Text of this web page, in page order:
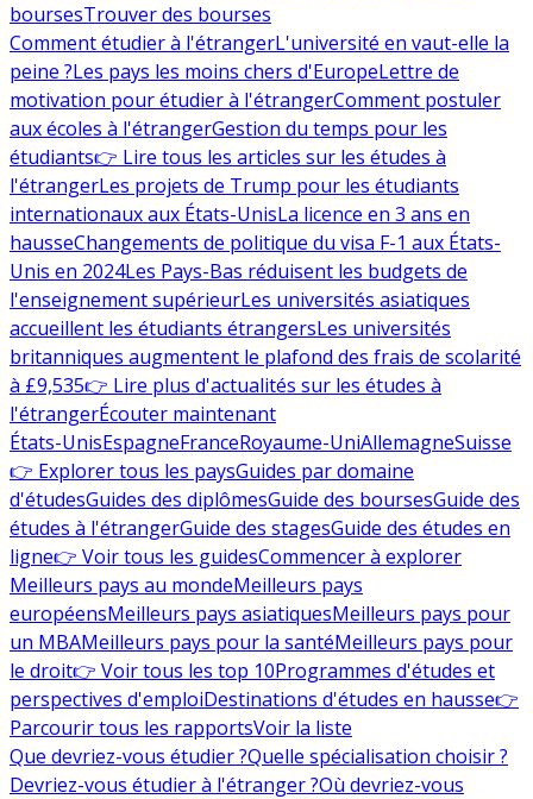
boursesTrouver des bourses
Comment étudier à l'étrangerL'université en vaut-elle la
peine ?Les pays les moins chers d'EuropeLettre de
motivation pour étudier à l'étrangerComment postuler
aux écoles à l'étrangerGestion du temps pour les
étudiants👉 Lire tous les articles sur les études à
l'étrangerLes projets de Trump pour les étudiants
internationaux aux États-UnisLa licence en 3 ans en
hausseChangements de politique du visa F-1 aux États-
Unis en 2024Les Pays-Bas réduisent les budgets de
l'enseignement supérieurLes universités asiatiques
accueillent les étudiants étrangersLes universités
britanniques augmentent le plafond des frais de scolarité
à £9,535👉 Lire plus d'actualités sur les études à
l'étrangerÉcouter maintenant
États-UnisEspagneFranceRoyaume-UniAllemagneSuisse
👉 Explorer tous les paysGuides par domaine
d'étudesGuides des diplômesGuide des boursesGuide des
études à l'étrangerGuide des stagesGuide des études en
ligne👉 Voir tous les guidesCommencer à explorer
Meilleurs pays au mondeMeilleurs pays
européensMeilleurs pays asiatiquesMeilleurs pays pour
un MBAMeilleurs pays pour la santéMeilleurs pays pour
le droit👉 Voir tous les top 10Programmes d'études et
perspectives d'emploiDestinations d'études en hausse👉
Parcourir tous les rapportsVoir la liste
Que devriez-vous étudier ?Quelle spécialisation choisir ?
Devriez-vous étudier à l'étranger ?Où devriez-vous